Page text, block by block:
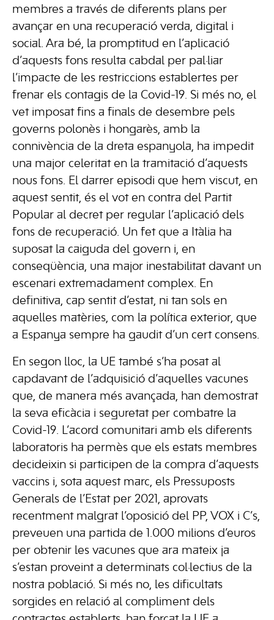
membres a través de diferents plans per
avançar en una recuperació verda, digital i
social. Ara bé, la promptitud en l’aplicació
d’aquests fons resulta cabdal per pal·liar
l’impacte de les restriccions establertes per
frenar els contagis de la Covid-19. Si més no, el
vet imposat fins a finals de desembre pels
governs polonès i hongarès, amb la
connivència de la dreta espanyola, ha impedit
una major celeritat en la tramitació d’aquests
nous fons. El darrer episodi que hem viscut, en
aquest sentit, és el vot en contra del Partit
Popular al decret per regular l’aplicació dels
fons de recuperació. Un fet que a Itàlia ha
suposat la caiguda del govern i, en
conseqüència, una major inestabilitat davant un
escenari extremadament complex. En
definitiva, cap sentit d’estat, ni tan sols en
aquelles matèries, com la política exterior, que
a Espanya sempre ha gaudit d’un cert consens.
En segon lloc, la UE també s’ha posat al
capdavant de l’adquisició d’aquelles vacunes
que, de manera més avançada, han demostrat
la seva eficàcia i seguretat per combatre la
Covid-19. L’acord comunitari amb els diferents
laboratoris ha permès que els estats membres
decideixin si participen de la compra d’aquests
vaccins i, sota aquest marc, els Pressuposts
Generals de l’Estat per 2021, aprovats
recentment malgrat l’oposició del PP, VOX i C’s,
preveuen una partida de 1.000 milions d’euros
per obtenir les vacunes que ara mateix ja
s’estan proveint a determinats col·lectius de la
nostra població. Si més no, les dificultats
sorgides en relació al compliment dels